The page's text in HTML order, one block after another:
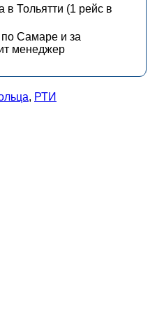
в Тольятти (1 рейс в
по Самаре и за
менеджер
, РТИ